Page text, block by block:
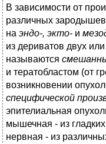
В зависимости от
различных
на эндо-, экто- и
из дериватов двух
называются
и тератобластом (от
возникновении
специфической
эпителиальная
мышечная - из
нервная - из